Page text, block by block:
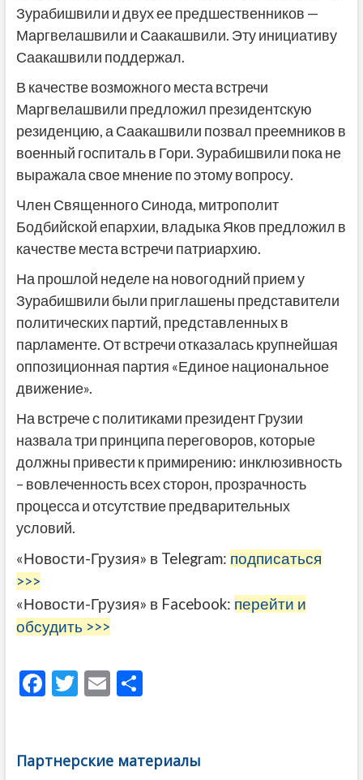
Зурабишвили и двух ее предшественников —
Маргвелашвили и Саакашвили. Эту инициативу
Саакашвили поддержал.
В качестве возможного места встречи
Маргвелашвили предложил президентскую
резиденцию, а Саакашвили позвал преемников в
военный госпиталь в Гори. Зурабишвили пока не
выражала свое мнение по этому вопросу.
Член Священного Синода, митрополит
Бодбийской епархии, владыка Яков предложил в
качестве места встречи патриархию.
На прошлой неделе на новогодний прием у
Зурабишвили были приглашены представители
политических партий, представленных в
парламенте. От встречи отказалась крупнейшая
оппозиционная партия «Единое национальное
движение».
На встрече с политиками президент Грузии
назвала три принципа переговоров, которые
должны привести к примирению: инклюзивность
– вовлеченность всех сторон, прозрачность
процесса и отсутствие предварительных
условий.
«Новости-Грузия» в Telegram: подписаться
>>>
«Новости-Грузия» в Facebook: перейти и
обсудить >>>
F
b
T
er
E
l
О
а
Партнерские материалы